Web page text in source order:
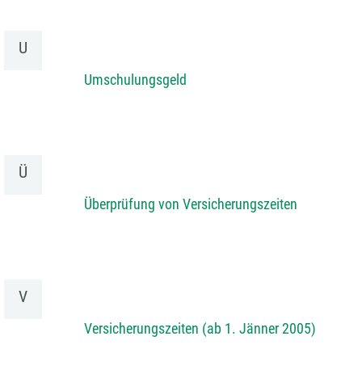
U
Umschulungsgeld
Ü
Überprüfung von Versicherungszeiten
V
Versicherungszeiten (ab 1. Jänner 2005)